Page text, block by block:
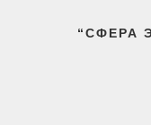
“СФЕРА